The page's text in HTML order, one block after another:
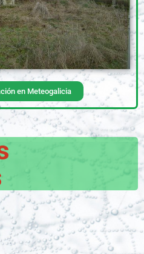
en Meteogalicia